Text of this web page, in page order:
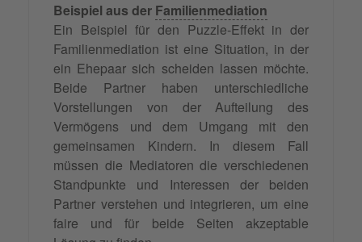
Beispiel aus der Familienmediation
Ein Beispiel für den Puzzle-Effekt in der
Familienmediation ist eine Situation, in der
ein Ehepaar sich scheiden lassen möchte.
Beide Partner haben unterschiedliche
Vorstellungen von der Aufteilung des
Vermögens und dem Umgang mit den
gemeinsamen Kindern. In diesem Fall
müssen die Mediatoren die verschiedenen
Standpunkte und Interessen der beiden
Partner verstehen und integrieren, um eine
faire und für beide Seiten akzeptable